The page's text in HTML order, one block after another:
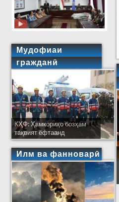
Мудофиаи
гражданӣ
КҲФ: Ҳамкориҳо бозҳам
тақвият ёфтаанд
Илм ва фанноварӣ